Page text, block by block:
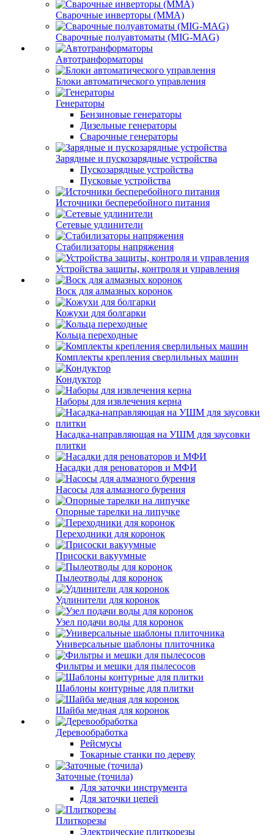
Сварочные инверторы (MMA)
Сварочные полуавтоматы (MIG-MAG)
Автотранформаторы
Блоки автоматического управления
Генераторы
Бензиновые генераторы
Дизельные генераторы
Сварочные генераторы
Зарядные и пускозарядные устройства
Пускозарядные устройства
Пусковые устройства
Источники бесперебойного питания
Сетевые удлинители
Стабилизаторы напряжения
Устройства защиты, контроля и управления
Воск для алмазных коронок
Кожухи для болгарки
Кольца переходные
Комплекты крепления сверлильных машин
Кондуктор
Наборы для извлечения керна
Насадка-направляющая на УШМ для заусовки
плитки
Насадки для реноваторов и МФИ
Насосы для алмазного бурения
Опорные тарелки на липучке
Переходники для коронок
Присоски вакуумные
Пылеотводы для коронок
Удлинители для коронок
Узел подачи воды для коронок
Универсальные шаблоны плиточника
Фильтры и мешки для пылесосов
Шаблоны контурные для плитки
Шайба медная для коронок
Деревообработка
Рейсмусы
Токарные станки по дереву
Заточные (точила)
Для заточки инструмента
Для заточки цепей
Плиткорезы
Электрические плиткорезы